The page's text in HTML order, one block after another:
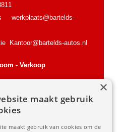
werkplaats@bartelds-
Kantoor@bartelds-autos.nl
- Verkoop
t/m 18:00 uur
uur
onze openingstijden, vragen
maakt gebruik
maakt gebruik van cookies om de
×